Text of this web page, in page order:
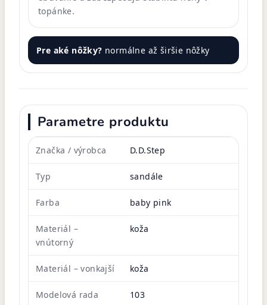
topánke.
Pre aké nôžky? normálne až širšie nôžky
Parametre produktu
Značka / výrobca D.D.Step
Typ sandále
Farba baby pink
Materiál –
vnútorný
koža
Materiál – vonkajší koža
Modelová rada 103